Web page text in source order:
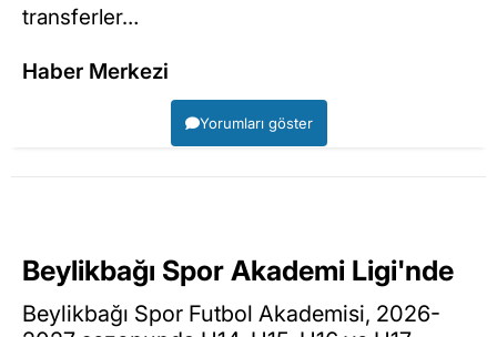
transferler…
Haber Merkezi
Yorumları göster
Beylikbağı Spor Akademi Ligi'nde
Beylikbağı Spor Futbol Akademisi, 2026-